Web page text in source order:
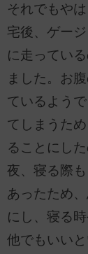
それでもや
宅後、ゲー
に走ってい
ました。お
ているよう
てしまうた
ることにした
夜、寝る際
あったため
にし、寝る
他でもいい